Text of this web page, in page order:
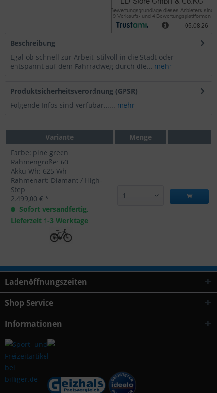
Beschreibung
Egal ob schnell zur Arbeit, stilvoll in die Stadt oder
entspannt auf dem Fahrradweg durch die... mehr
Produktsicherheitsverordnung (GPSR)
Folgende Infos sind verfübar...... mehr
Variante
Menge
Farbe: pine green
Rahmengröße: 60
Akku Wh: 625 Wh
Rahmenart: Diamant / High-
Step
2.499,00 € *
Sofort versandfertig,
Lieferzeit 1-3 Werktage
Ladenöffnungszeiten
Shop Service
Informationen